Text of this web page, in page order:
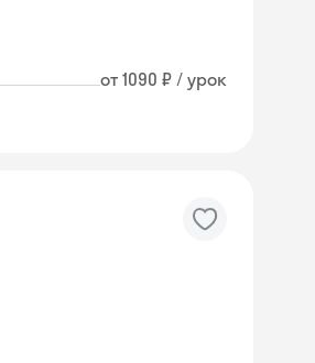
от 1090 ₽ / урок